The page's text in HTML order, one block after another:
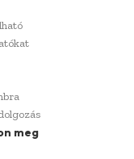
meg